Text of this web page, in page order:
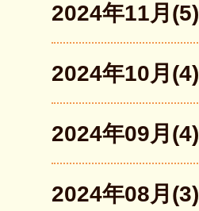
2024年11月(5)
2024年10月(4)
2024年09月(4)
2024年08月(3)